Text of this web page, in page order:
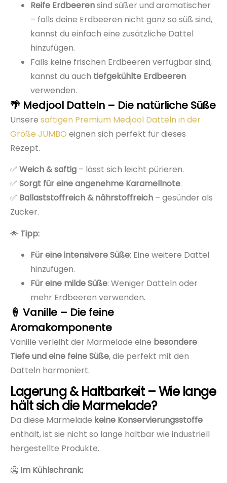
Reife Erdbeerensind süßer und aromatischer
– falls deine Erdbeeren nicht ganz so süß sind,
kannst du einfach eine zusätzliche Dattel
hinzufügen.
Falls keine frischen Erdbeeren verfügbar sind,
kannst du auch tiefgekühlte Erdbeeren
verwenden.
🌴 Medjool Datteln – Die natürliche Süße
Unsere saftigen Premium Medjool Datteln in der
Größe JUMBO eignen sich perfekt für dieses
Rezept.
✅ Weich & saftig – lässt sich leicht pürieren.
✅ Sorgt für eine angenehme Karamellnote.
✅ Ballaststoffreich & nährstoffreich – gesünder als
Zucker.
🌟 Tipp:
Für eine intensivere Süße: Eine weitere Dattel
hinzufügen.
Für eine milde Süße: Weniger Datteln oder
mehr Erdbeeren verwenden.
🍦 Vanille – Die feine
Aromakomponente
Vanille verleiht der Marmelade eine besondere
Tiefe und eine feine Süße, die perfekt mit den
Datteln harmoniert.
Lagerung & Haltbarkeit – Wie lange
hält sich die Marmelade?
Da diese Marmelade keine Konservierungsstoffe
enthält, ist sie nicht so lange haltbar wie industriell
hergestellte Produkte.
🥶 Im Kühlschrank: